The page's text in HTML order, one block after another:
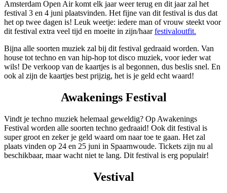
Amsterdam Open Air komt elk jaar weer terug en dit jaar zal het
festival 3 en 4 juni plaatsvinden. Het fijne van dit festival is dus dat
het op twee dagen is! Leuk weetje: iedere man of vrouw steekt voor
dit festival extra veel tijd en moeite in zijn/haarfestivaloutfit.
Bijna alle soorten muziek zal bij dit festival gedraaid worden. Van
house tot techno en van hip-hop tot disco muziek, voor ieder wat
wils! De verkoop van de kaartjes is al begonnen, dus beslis snel. En
ook al zijn de kaartjes best prijzig, het is je geld echt waard!
Awakenings Festival
Vindt je techno muziek helemaal geweldig? Op Awakenings
Festival worden alle soorten techno gedraaid! Ook dit festival is
super groot en zeker je geld waard om naar toe te gaan. Het zal
plaats vinden op 24 en 25 juni in Spaarnwoude. Tickets zijn nu al
beschikbaar, maar wacht niet te lang. Dit festival is erg populair!
Vestival